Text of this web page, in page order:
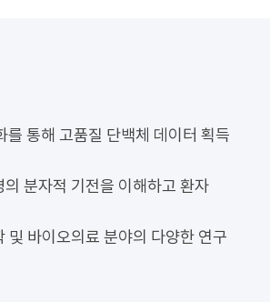
통해 고품질 단백체 데이터 획득
분자적 기전을 이해하고 환자
바이오의료 분야의 다양한 연구